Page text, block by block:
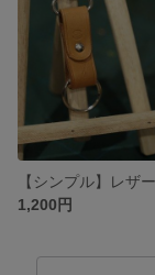
1,200円